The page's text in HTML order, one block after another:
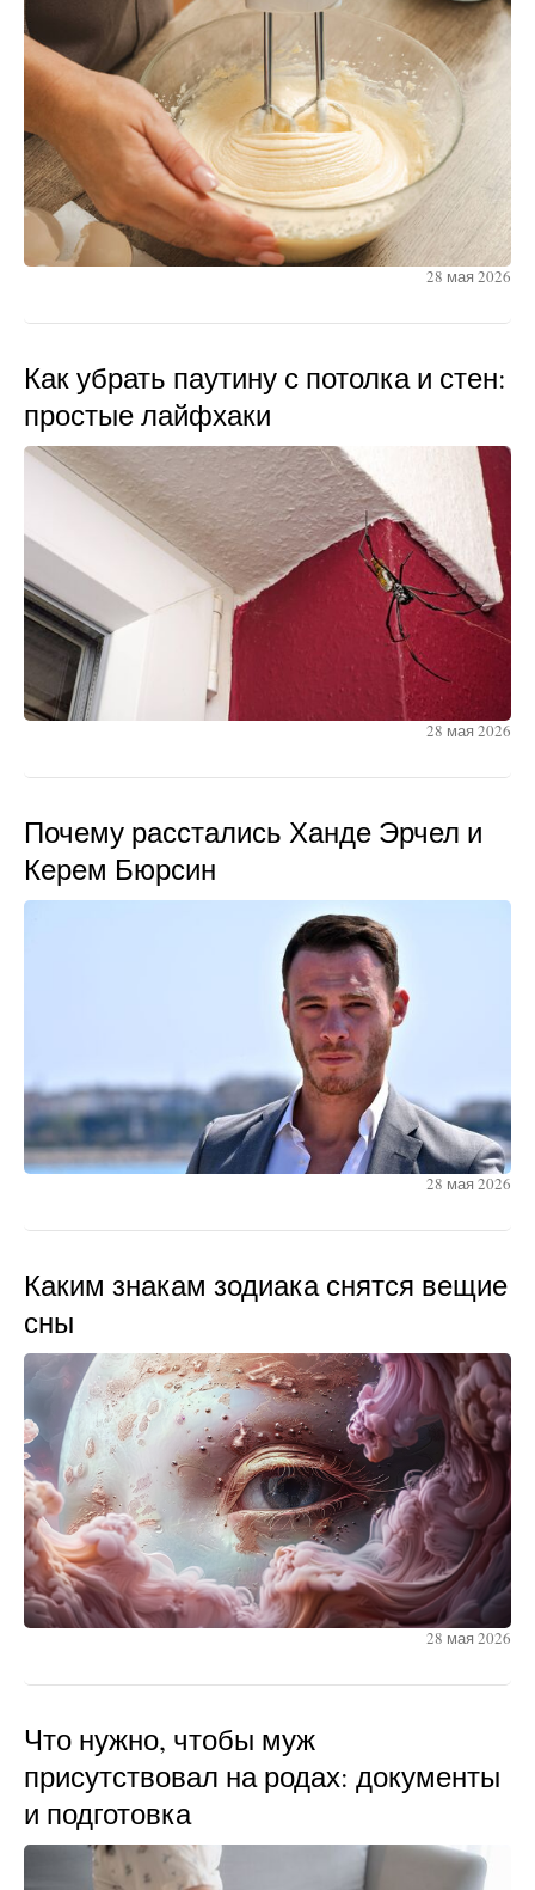
28 мая 2026
Как убрать паутину с потолка и стен:
простые лайфхаки
28 мая 2026
Почему расстались Ханде Эрчел и
Керем Бюрсин
28 мая 2026
Каким знакам зодиака снятся вещие
сны
28 мая 2026
Что нужно, чтобы муж
присутствовал на родах: документы
и подготовка